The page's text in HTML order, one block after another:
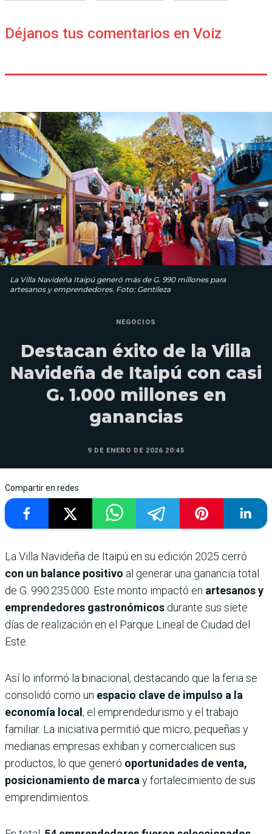
Déjanos tus comentarios en Voiz
La Villa Navideña Itaipú generó más de G. 990 millones para
artesanos y emprendedores. Foto: Gentileza
NEGOCIOS
Destacan éxito de la Villa
Navideña de Itaipú con casi
G. 1.000 millones en
ganancias
9 DE ENERO DE 2026 20:45
Compartir en redes
La Villa Navideña de Itaipú en su edición 2025 cerró
con un balance positivo al generar una ganancia total
de G. 990.235.000. Este monto impactó en artesanos y
emprendedores gastronómicos durante sus siete
días de realización en el Parque Lineal de Ciudad del
Este.
Así lo informó la binacional, destacando que la feria se
consolidó como un espacio clave de impulso a la
economía local , el emprendedurismo y el trabajo
familiar. La iniciativa permitió que micro, pequeñas y
medianas empresas exhiban y comercialicen sus
productos, lo que generó oportunidades de venta,
posicionamiento de marca y fortalecimiento de sus
emprendimientos.